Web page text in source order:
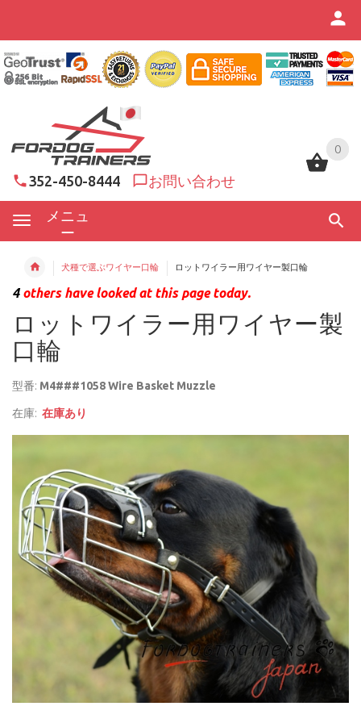
0
352-450-8444 お問い合わせ
メニュ
ー
0
犬種で選ぶワイヤー口輪 ロットワイラー用ワイヤー製口輪
4others have looked at this page today.
ロットワイラー用ワイヤー製
口輪
型番: M4###1058 Wire Basket Muzzle
在庫: 在庫あり